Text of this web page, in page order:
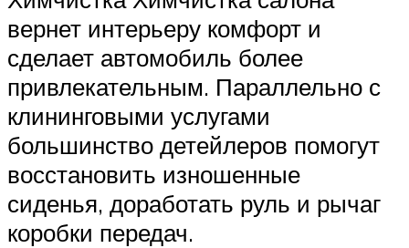
вернет интерьеру комфорт и
сделает автомобиль более
привлекательным. Параллельно с
клининговыми услугами
большинство детейлеров помогут
восстановить изношенные
сиденья, доработать руль и рычаг
коробки передач.